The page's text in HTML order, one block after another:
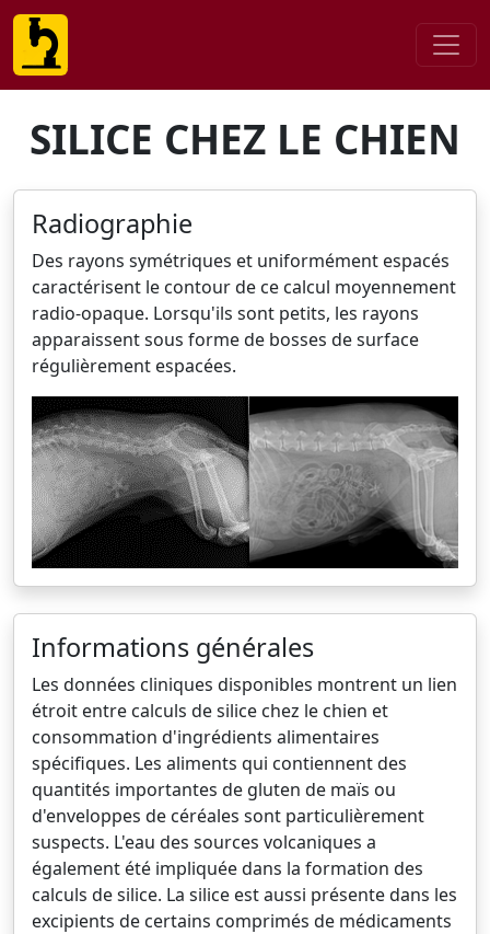
SILICE CHEZ LE CHIEN
Radiographie
Des rayons symétriques et uniformément espacés
caractérisent le contour de ce calcul moyennement
radio-opaque. Lorsqu'ils sont petits, les rayons
apparaissent sous forme de bosses de surface
régulièrement espacées.
Informations générales
Les données cliniques disponibles montrent un lien
étroit entre calculs de silice chez le chien et
consommation d'ingrédients alimentaires
spécifiques. Les aliments qui contiennent des
quantités importantes de gluten de maïs ou
d'enveloppes de céréales sont particulièrement
suspects. L'eau des sources volcaniques a
également été impliquée dans la formation des
calculs de silice. La silice est aussi présente dans les
excipients de certains comprimés de médicaments